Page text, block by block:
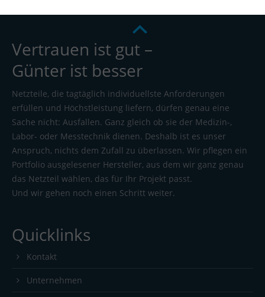
Vertrauen ist gut –
Günter ist besser
Netzteile, die tagtäglich individuellste Anforderungen
erfüllen und Höchstleistung liefern, dürfen genau eine
Sache nicht: Ausfallen. Ganz gleich ob sie der Medizin-,
Labor- oder Messtechnik dienen. Deshalb ist es unser
Anspruch, nichts dem Zufall zu überlassen. Wir pflegen ein
Portfolio ausgelesener Hersteller, aus dem wir ganz genau
das Netzteil wählen, das für Ihr Projekt passt.
Und wir gehen noch einen Schritt weiter.
Quicklinks
Kontakt
Unternehmen